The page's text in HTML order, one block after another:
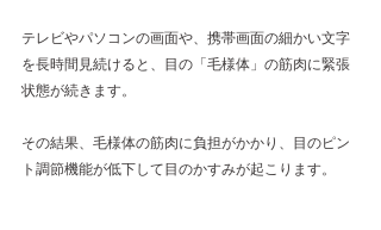
テレビやパソコンの画面や、携帯画面の細かい文字
を長時間見続けると、目の「毛様体」の筋肉に緊張
状態が続きます。
その結果、毛様体の筋肉に負担がかかり、目のピン
ト調節機能が低下して目のかすみが起こります。